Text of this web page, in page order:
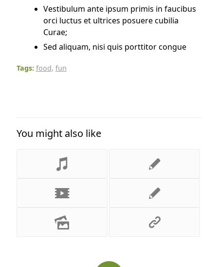
Vestibulum ante ipsum primis in faucibus
orci luctus et ultrices posuere cubilia
Curae;
Sed aliquam, nisi quis porttitor congue
Tags: food, fun
You might also like